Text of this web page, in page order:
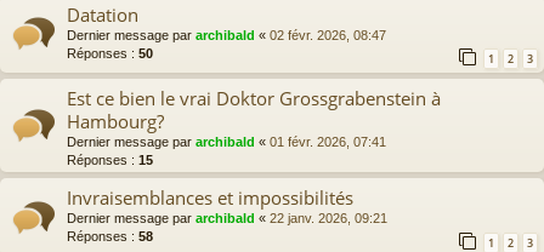
Datation
Dernier message par archibald « 02 févr. 2026, 08:47
Réponses : 50 1 2 3
Est ce bien le vrai Doktor Grossgrabenstein à
Hambourg?
Dernier message par archibald « 01 févr. 2026, 07:41
Réponses : 15
Invraisemblances et impossibilités
Dernier message par archibald « 22 janv. 2026, 09:21
Réponses : 58 1 2 3